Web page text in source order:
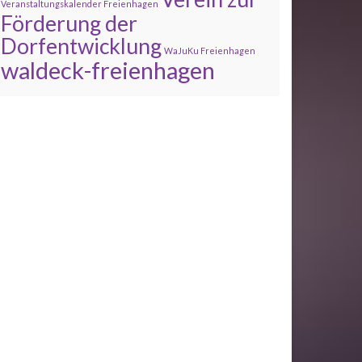
Veranstaltungskalender Freienhagen
Förderung der
Dorfentwicklung WaJuKu Freienhagen
waldeck-freienhagen